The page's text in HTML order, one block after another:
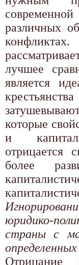
различных
лучшее
является
которые
и
отрицается
более
юридико-
страны с
Отрицание